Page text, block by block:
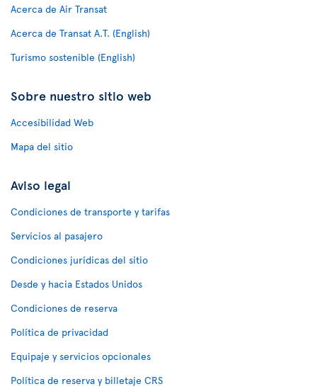
Acerca de Air Transat
Acerca de Transat A.T. (English)
Turismo sostenible (English)
Sobre nuestro sitio web
Accesibilidad Web
Mapa del sitio
Aviso legal
Condiciones de transporte y tarifas
Servicios al pasajero
Condiciones jurídicas del sitio
Desde y hacia Estados Unidos
Condiciones de reserva
Política de privacidad
Equipaje y servicios opcionales
Política de reserva y billetaje CRS